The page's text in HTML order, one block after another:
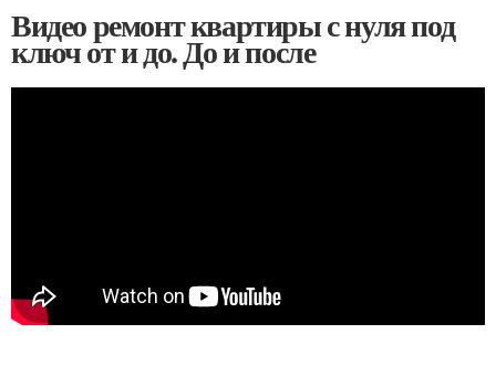
Видео ремонт квартиры с нуля под
ключ от и до. До и после